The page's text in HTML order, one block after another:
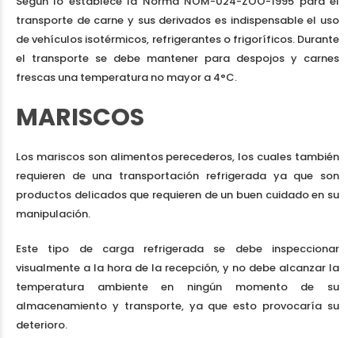
transporte de carne y sus derivados es indispensable el uso
de vehículos isotérmicos, refrigerantes o frigoríficos. Durante
el transporte se debe mantener para despojos y carnes
frescas una temperatura no mayor a 4°C.
MARISCOS
Los mariscos son alimentos perecederos, los cuales también
requieren de una transportación refrigerada ya que son
productos delicados que requieren de un buen cuidado en su
manipulación.
Este tipo de carga refrigerada se debe inspeccionar
visualmente a la hora de la recepción, y no debe alcanzar la
temperatura ambiente en ningún momento de su
almacenamiento y transporte, ya que esto provocaría su
deterioro.